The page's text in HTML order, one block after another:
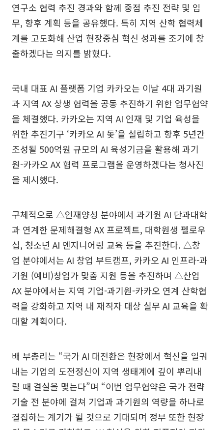
연구소 협력 추진 경과와 함께 중점 추진 전략 및 임
무, 향후 계획 등을 공유했다. 특히 지역 산학 협력체
계를 고도화해 산업 현장중심 혁신 성과를 조기에 창
출하겠다는 의지를 밝혔다.
국내 대표 AI 플랫폼 기업 카카오는 이날 4대 과기원
과 지역 AX 상생 협력을 공동 추진하기 위한 업무협약
을 체결했다. 카카오는 지역 AI 인재 및 기업 육성을
위한 추진기구 ‘카카오 AI 돛’을 설립하고 향후 5년간
조성될 500억원 규모의 AI 육성기금을 활용해 과기
원-카카오 AX 협력 프로그램을 운영하겠다는 청사진
을 제시했다.
구체적으로 △인재양성 분야에서 과기원 AI 단과대학
과 연계한 문제해결형 AX 프로젝트, 대학원생 펠로우
십, 청소년 AI 엔지니어링 교육 등을 추진한다. △창
업 분야에서는 AI 창업 부트캠프, 카카오 AI 인프라-과
기원 (예비)창업가 맞춤 지원 등을 추진하며 △산업
AX 분야에서는 지역 기업-과기원-카카오 연계 산학협
력을 강화하고 지역 내 재직자 대상 실무 AI 교육을 확
대할 계획이다.
배 부총리는 “국가 AI 대전환은 현장에서 혁신을 일궈
내는 기업의 도전정신이 지역 생태계에 깊이 뿌리내
릴 때 결실을 맺는다”며 “이번 업무협약은 국가 전략
기술 전 분야에 걸쳐 기업과 과기원의 역량을 하나로
결집하는 계기가 될 것으로 기대되며 정부 또한 현장